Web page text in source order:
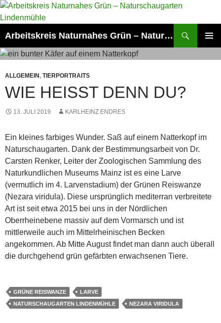
Zum
Inhalt
Arbeitskreis Naturnahes Grün – Naturschaugarten Lindenmühle
ALLGEMEIN, TIERPORTRAITS
WIE HEISST DENN DU?
13. JULI 2019 KARLHEINZ ENDRES
Ein kleines farbiges Wunder. Saß auf einem Natterkopf im
Naturschaugarten. Dank der Bestimmungsarbeit von Dr.
Carsten Renker, Leiter der Zoologischen Sammlung des
Naturkundlichen Museums Mainz ist es eine Larve
(vermutlich im 4. Larvenstadium) der Grünen Reiswanze
(Nezara viridula). Diese ursprünglich mediterran verbreitete
Art ist seit etwa 2015 bei uns in der Nördlichen
Oberrheinebene massiv auf dem Vormarsch und ist
mittlerweile auch im Mittelrheinischen Becken
angekommen. Ab Mitte August findet man dann auch überall
die durchgehend grün gefärbten erwachsenen Tiere.
GRÜNE REISWANZE
LARVE
NATURSCHAUGARTEN LINDENMÜHLE
NEZARA VIRIDULA